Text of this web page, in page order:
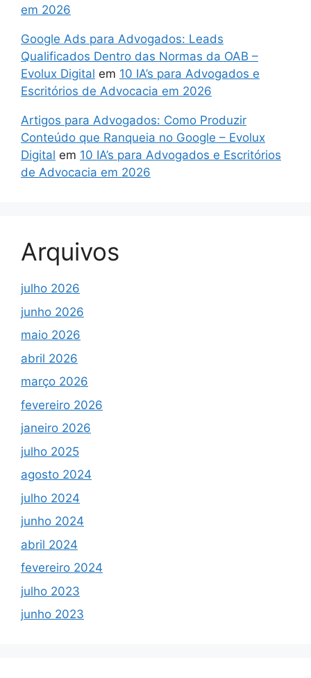
em 2026
Google Ads para Advogados: Leads
Qualificados Dentro das Normas da OAB –
Evolux Digital em 10 IA’s para Advogados e
Escritórios de Advocacia em 2026
Artigos para Advogados: Como Produzir
Conteúdo que Ranqueia no Google – Evolux
Digital em 10 IA’s para Advogados e Escritórios
de Advocacia em 2026
Arquivos
julho 2026
junho 2026
maio 2026
abril 2026
março 2026
fevereiro 2026
janeiro 2026
julho 2025
agosto 2024
julho 2024
junho 2024
abril 2024
fevereiro 2024
julho 2023
junho 2023